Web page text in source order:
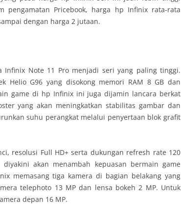
pengamatan Pricebook, harga hp Infinix rata-rata
dengan harga 2 jutaan.
Note 11 Pro menjadi seri yang paling tinggi.
Helio G96 yang disokong memori RAM 8 GB dan
game di hp Infinix ini juga dijamin lancara berkat
yang akan meningkatkan stabilitas gambar dan
suhu perangkat melalui penyertaan blok grafit
resolusi Full HD+ serta dukungan refresh rate 120
akan menambah kepuasan bermain game
memasang tiga kamera di bagian belakang yang
telephoto 13 MP dan lensa bokeh 2 MP. Untuk
depan 16 MP.